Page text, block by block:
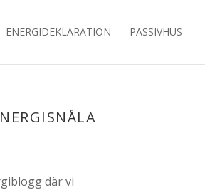
ENERGIDEKLARATION PASSIVHUS
där vi